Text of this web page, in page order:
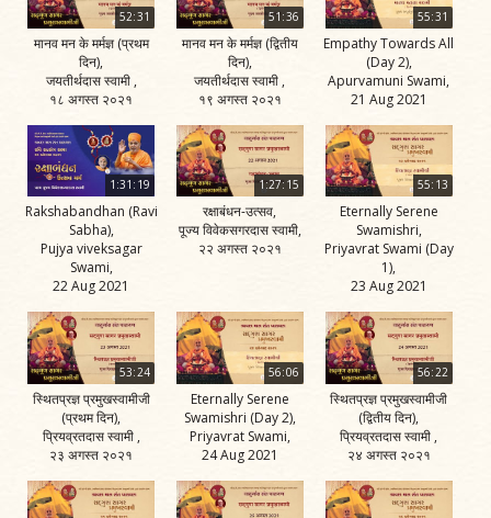
52:31
मानव मन के मर्मज्ञ (प्रथम
दिन),
जयतीर्थदास स्वामी ,
१८ अगस्त २०२१
51:36
मानव मन के मर्मज्ञ (द्वितीय
दिन),
जयतीर्थदास स्वामी ,
१९ अगस्त २०२१
55:31
Empathy Towards All
(Day 2),
Apurvamuni Swami,
21 Aug 2021
1:31:19
Rakshabandhan (Ravi
Sabha),
Pujya viveksagar
Swami,
22 Aug 2021
1:27:15
रक्षाबंधन-उत्सव,
पूज्य विवेकसगरदास स्वामी,
२२ अगस्त २०२१
55:13
Eternally Serene
Swamishri,
Priyavrat Swami (Day
1),
23 Aug 2021
53:24
स्थितप्रज्ञ प्रमुखस्वामीजी
(प्रथम दिन),
प्रियव्रतदास स्वामी ,
२३ अगस्त २०२१
56:06
Eternally Serene
Swamishri (Day 2),
Priyavrat Swami,
24 Aug 2021
56:22
स्थितप्रज्ञ प्रमुखस्वामीजी
(द्वितीय दिन),
प्रियव्रतदास स्वामी ,
२४ अगस्त २०२१